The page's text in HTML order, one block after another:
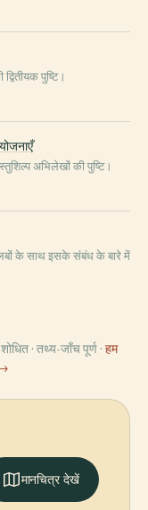
पुष्टि।
अभिलेखों की पुष्टि।
के साथ इसके संबंध के बारे में
· तथ्य-जाँच पूर्ण · हम
मानचित्र देखें